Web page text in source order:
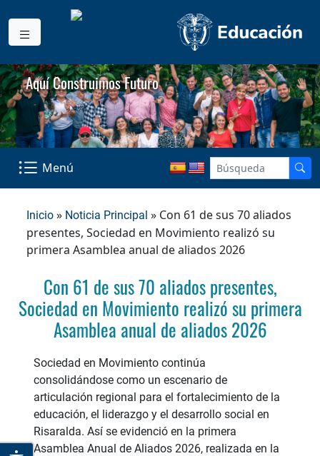
Aquí Construimos Futuro
Menú
Inicio » Noticia Principal » Con 61 de sus 70 aliados
presentes, Sociedad en Movimiento realizó su
primera Asamblea anual de aliados 2026
Con 61 de sus 70 aliados presentes,
Sociedad en Movimiento realizó su primera
Asamblea anual de aliados 2026
Sociedad en Movimiento continúa
consolidándose como un escenario de
articulación regional para el fortalecimiento de la
educación, el liderazgo y el desarrollo social en
Risaralda. Así se evidenció en la primera
Asamblea Anual de Aliados 2026, realizada en la